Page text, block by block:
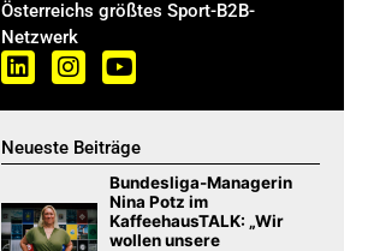
Österreichs größtes Sport-B2B-
Netzwerk
Neueste Beiträge
Bundesliga-Managerin
Nina Potz im
KaffeehausTALK: „Wir
wollen unsere